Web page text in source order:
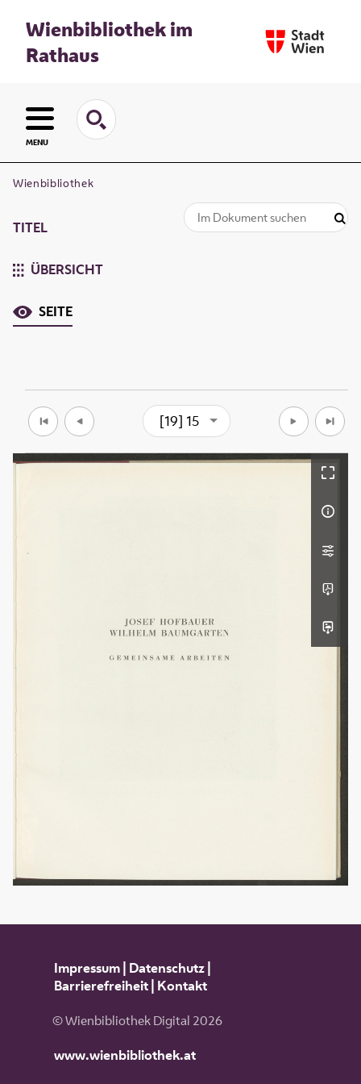
Wienbibliothek im
Rathaus
MENU
Wienbibliothek
TITEL
ÜBERSICHT
SEITE
[19] 15
Impressum| Datenschutz|
Barrierefreiheit| Kontakt
© Wienbibliothek Digital 2026
www.wienbibliothek.at